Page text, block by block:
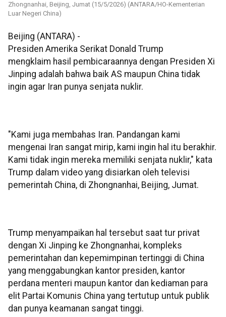
Zhongnanhai, Beijing, Jumat (15/5/2026) (ANTARA/HO-Kementerian
Luar Negeri China)
Beijing (ANTARA) -
Presiden Amerika Serikat Donald Trump
mengklaim hasil pembicaraannya dengan Presiden Xi
Jinping adalah bahwa baik AS maupun China tidak
ingin agar Iran punya senjata nuklir.
"Kami juga membahas Iran. Pandangan kami
mengenai Iran sangat mirip, kami ingin hal itu berakhir.
Kami tidak ingin mereka memiliki senjata nuklir," kata
Trump dalam video yang disiarkan oleh televisi
pemerintah China, di Zhongnanhai, Beijing, Jumat.
Trump menyampaikan hal tersebut saat tur privat
dengan Xi Jinping ke Zhongnanhai, kompleks
pemerintahan dan kepemimpinan tertinggi di China
yang menggabungkan kantor presiden, kantor
perdana menteri maupun kantor dan kediaman para
elit Partai Komunis China yang tertutup untuk publik
dan punya keamanan sangat tinggi.